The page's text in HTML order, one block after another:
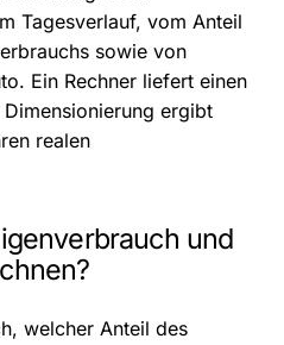
Tagesverlauf, vom Anteil
sowie von
Ein Rechner liefert einen
ergibt
realen
und
welcher Anteil des